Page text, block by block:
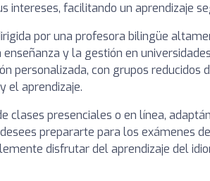
intereses, facilitando un aprendizaje
por una profesora bilingüe
y la gestión en
personalizada, con grupos reducidos
el aprendizaje.
clases presenciales o en línea,
prepararte para los exámenes
disfrutar del aprendizaje del